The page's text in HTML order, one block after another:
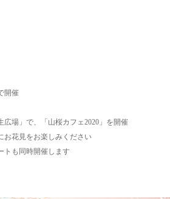
開催
場」で、「山桜カフェ2020」を開催
お花見をお楽しみください
トも同時開催します